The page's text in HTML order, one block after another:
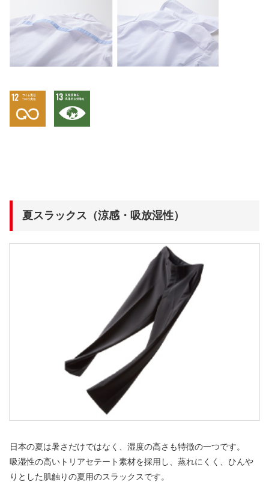
夏スラックス（涼感・吸放湿性）
日本の夏は暑さだけではなく、湿度の高さも特徴の一つです。
吸湿性の高いトリアセテート素材を採用し、蒸れにくく、ひんや
りとした肌触りの夏用のスラックスです。